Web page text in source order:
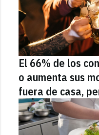
El 66% de los
o aumenta sus
fuera de casa,